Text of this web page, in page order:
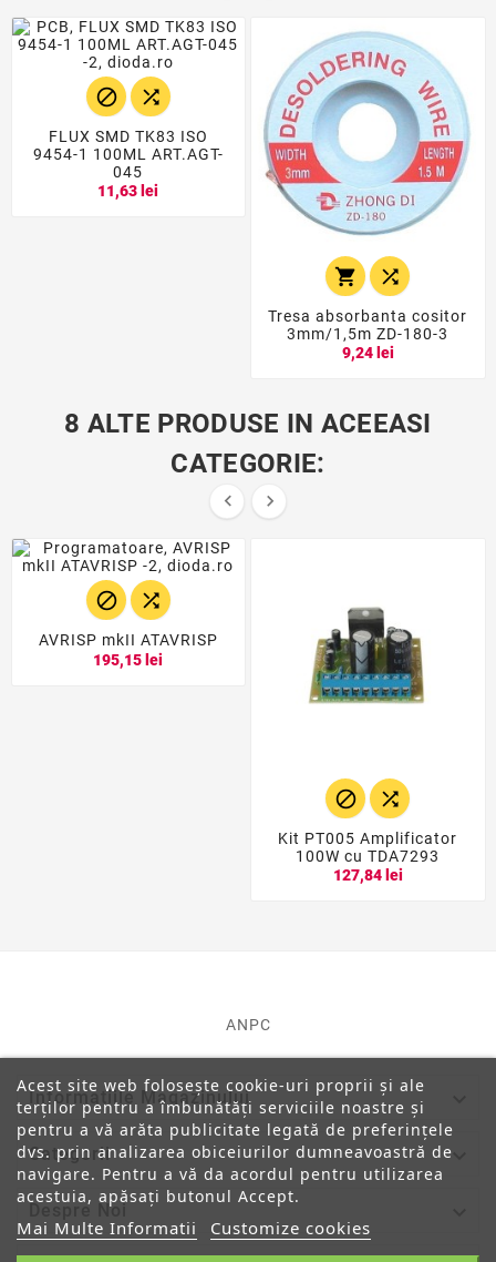
 
FLUX SMD TK83 ISO
9454-1 100ML ART.AGT-
045
11,63 lei
 
Tresa absorbanta cositor
3mm/1,5m ZD-180-3
9,24 lei
8 ALTE PRODUSE IN ACEEASI
CATEGORIE:
 
 
AVRISP mkII ATAVRISP
195,15 lei
 
Kit PT005 Amplificator
100W cu TDA7293
127,84 lei
ANPC
Informatiile Magazinului
Categorii 
Despre Noi
Acest site web folosește cookie-uri proprii și ale
terților pentru a îmbunătăți serviciile noastre și
pentru a vă arăta publicitate legată de preferințele
dvs. prin analizarea obiceiurilor dumneavoastră de
navigare. Pentru a vă da acordul pentru utilizarea
acestuia, apăsați butonul Accept.
Mai Multe Informatii Customize cookies